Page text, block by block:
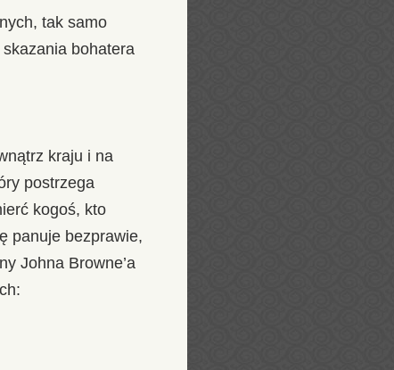
tak samo
bohatera
kraju i na
postrzega
kogoś, kto
panuje bezprawie,
Johna Browne’a